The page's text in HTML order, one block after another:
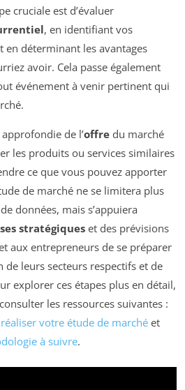
cruciale est d’évaluer
, en identifiant vos
en déterminant les avantages
avoir. Cela passe également
événement à venir pertinent qui
de l’offre du marché
les produits ou services similaires
ce que vous pouvez apporter
de marché ne se limitera plus
données, mais s’appuiera
stratégiqueset des prévisions
aux entrepreneurs de se préparer
de leurs secteurs respectifs et de
explorer ces étapes plus en détail,
les ressources suivantes :
votre étude de marché et
à suivre.